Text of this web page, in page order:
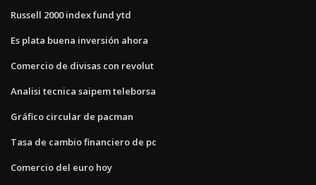
Russell 2000 index fund ytd
Es plata buena inversión ahora
Comercio de divisas con revolut
Analisi tecnica saipem teleborsa
Gráfico circular de pacman
Tasa de cambio financiero de pc
Comercio del euro hoy